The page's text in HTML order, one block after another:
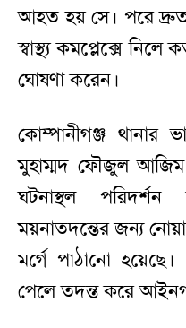
আহত হয় সে। পরে
স্বাস্থ্য কমপ্লেক্সে
ঘোষণা করেন।
কোম্পানীগঞ্জ থানার
মুহাম্মদ ফৌজুল
ঘটনাস্থল
ময়নাতদন্তের জন্য
মর্গে পাঠানো
পেলে তদন্ত করে